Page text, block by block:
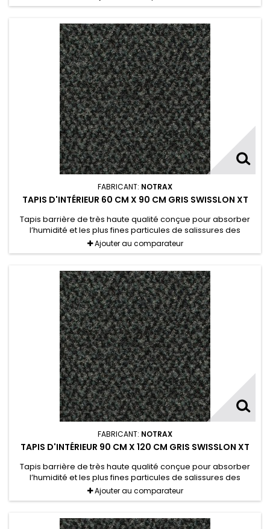
FABRICANT: NOTRAX
TAPIS D'INTÉRIEUR 60 CM X 90 CM GRIS SWISSLON XT
Tapis barrière de très haute qualité conçue pour absorber
l’humidité et les plus fines particules de salissures des
chaussures.
Ajouter au comparateur
FABRICANT: NOTRAX
TAPIS D'INTÉRIEUR 90 CM X 120 CM GRIS SWISSLON XT
Tapis barrière de très haute qualité conçue pour absorber
l’humidité et les plus fines particules de salissures des
chaussures.
Ajouter au comparateur